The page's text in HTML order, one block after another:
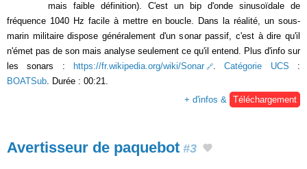
mais faible définition). C'est un bip d'onde sinusoïdale de
fréquence 1040 Hz facile à mettre en boucle. Dans la réalité, un sous-
marin militaire dispose généralement d'un sonar passif, c'est à dire qu'il
n'émet pas de son mais analyse seulement ce qu'il entend. Plus d'info sur
les sonars :
https://fr.wikipedia.org/wiki/Sonar .Catégorie UCS :
BOATSub. Durée : 00:21.
+ d'infos & Téléchargement
Avertisseur de paquebot #3